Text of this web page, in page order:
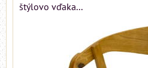
štýlovo vďaka...